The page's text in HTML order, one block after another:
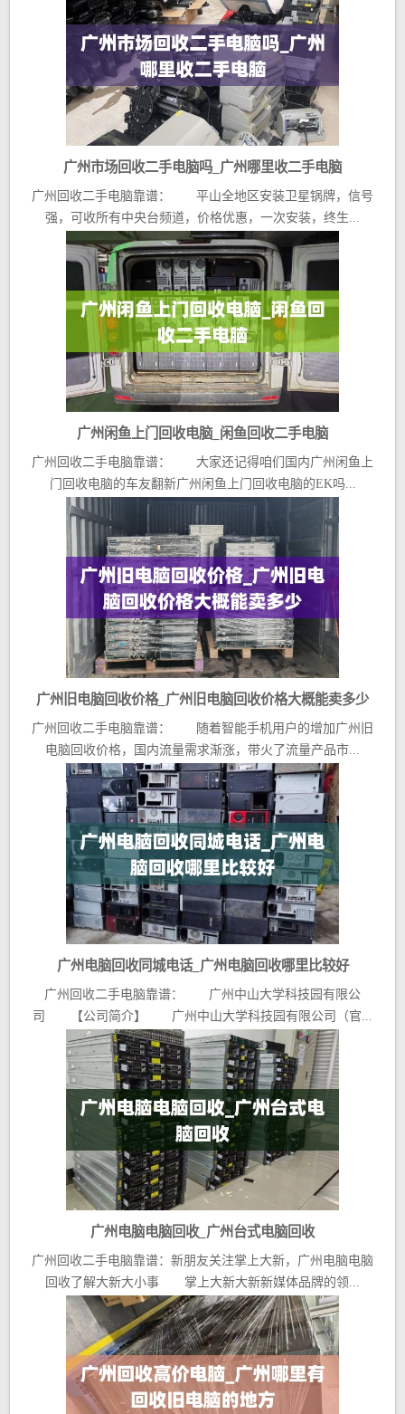
广州市场回收二手电脑吗_广州哪里收二手电脑
广州回收二手电脑靠谱： 平山全地区安装卫星锅牌，信号
强，可收所有中央台频道，价格优惠，一次安装，终生...
广州闲鱼上门回收电脑_闲鱼回收二手电脑
广州回收二手电脑靠谱： 大家还记得咱们国内广州闲鱼上
门回收电脑的车友翻新广州闲鱼上门回收电脑的EK吗...
广州旧电脑回收价格_广州旧电脑回收价格大概能卖多少
广州回收二手电脑靠谱： 随着智能手机用户的增加广州旧
电脑回收价格，国内流量需求渐涨，带火了流量产品市...
广州电脑回收同城电话_广州电脑回收哪里比较好
广州回收二手电脑靠谱： 广州中山大学科技园有限公
司 【公司简介】 广州中山大学科技园有限公司（官...
广州电脑电脑回收_广州台式电脑回收
广州回收二手电脑靠谱：新朋友关注掌上大新，广州电脑电脑
回收了解大新大小事 掌上大新大新新媒体品牌的领...